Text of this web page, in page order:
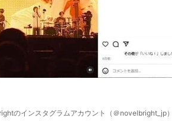
のインスタグラムアカウント（＠novelbright_jp